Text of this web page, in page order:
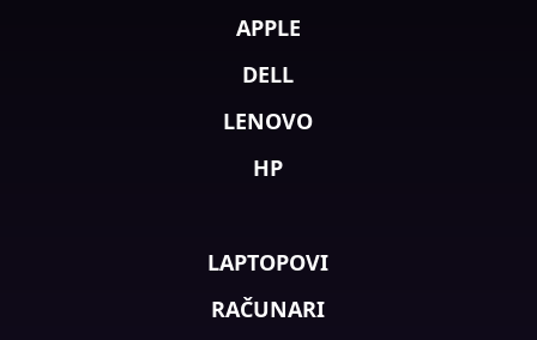
APPLE
DELL
LENOVO
HP
LAPTOPOVI
RAČUNARI